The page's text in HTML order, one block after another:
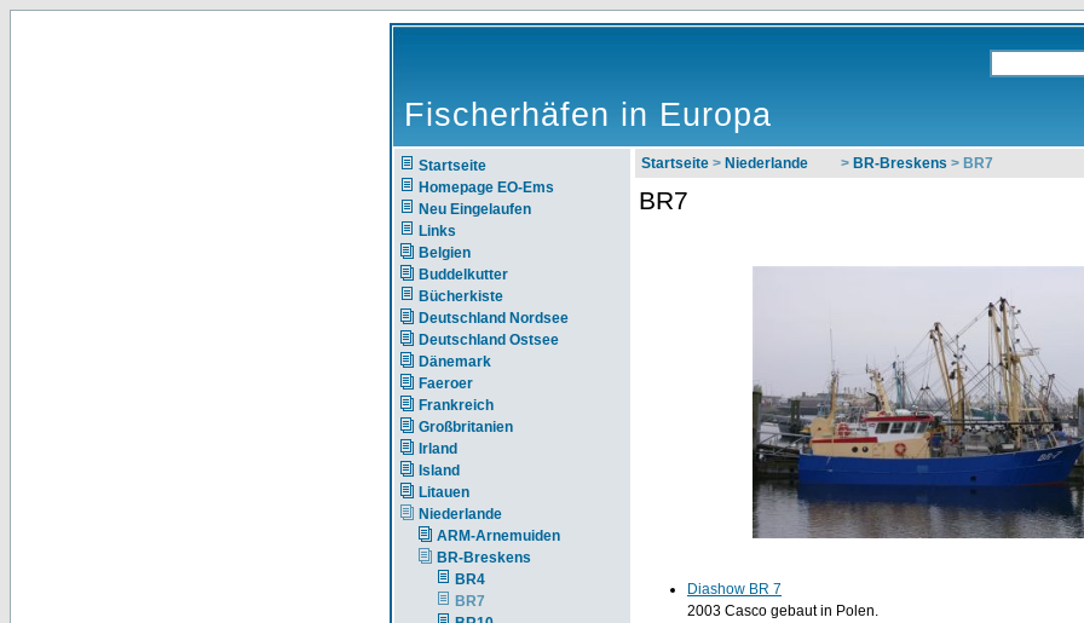
Fischerhäfen in Europa
Startseite
Homepage EO-Ems
Neu Eingelaufen
Links
Belgien
Buddelkutter
Bücherkiste
Deutschland Nordsee
Deutschland Ostsee
Dänemark
Faeroer
Frankreich
Großbritanien
Irland
Island
Litauen
Niederlande
ARM-Arnemuiden
BR-Breskens
BR4
BR7
Startseite > Niederlande > BR-Breskens > BR7
BR7
Diashow BR 7
2003 Casco gebaut in Polen.